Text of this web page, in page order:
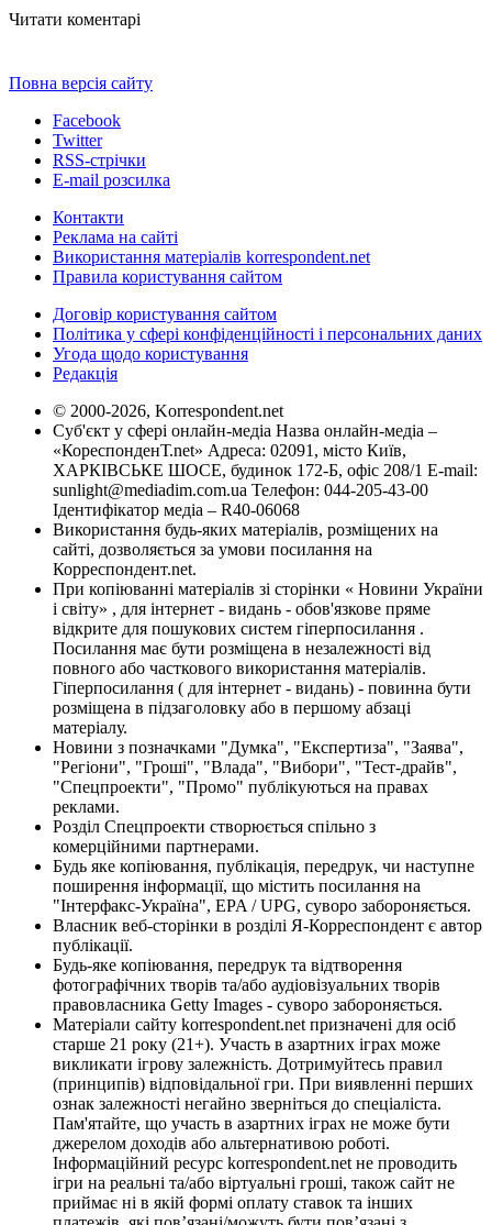
Читати коментарі
Повна версія сайту
Facebook
Twitter
RSS-стрічки
E-mail розсилка
Контакти
Реклама на сайті
Використання матеріалів korrespondent.net
Правила користування сайтом
Договір користування сайтом
Політика у сфері конфіденційності і персональних даних
Угода щодо користування
Редакція
© 2000-2026, Korrespondent.net
Суб'єкт у сфері онлайн-медіа Назва онлайн-медіа –
«КореспонденТ.net» Адреса: 02091, місто Київ,
ХАРКІВСЬКЕ ШОСЕ, будинок 172-Б, офіс 208/1 E-mail:
sunlight@mediadim.com.ua Телефон: 044-205-43-00
Ідентифікатор медіа – R40-06068
Використання будь-яких матеріалів, розміщених на
сайті, дозволяється за умови посилання на
Корреспондент.net.
При копіюванні матеріалів зі сторінки « Новини України
і світу» , для інтернет - видань - обов'язкове пряме
відкрите для пошукових систем гіперпосилання .
Посилання має бути розміщена в незалежності від
повного або часткового використання матеріалів.
Гіперпосилання ( для інтернет - видань) - повинна бути
розміщена в підзаголовку або в першому абзаці
матеріалу.
Новини з позначками "Думка", "Експертиза", "Заява",
"Регіони", "Гроші", "Влада", "Вибори", "Тест-драйв",
"Спецпроекти", "Промо" публікуються на правах
реклами.
Розділ Спецпроекти створюється спільно з
комерційними партнерами.
Будь яке копіювання, публікація, передрук, чи наступне
поширення інформації, що містить посилання на
"Інтерфакс-Україна", EPA / UPG, суворо забороняється.
Власник веб-сторінки в розділі Я-Корреспондент є автор
публікації.
Будь-яке копіювання, передрук та відтворення
фотографічних творів та/або аудіовізуальних творів
правовласника Getty Images - суворо забороняється.
Матеріали сайту korrespondent.net призначені для осіб
старше 21 року (21+). Участь в азартних іграх може
викликати ігрову залежність. Дотримуйтесь правил
(принципів) відповідальної гри. При виявленні перших
ознак залежності негайно зверніться до спеціаліста.
Пам'ятайте, що участь в азартних іграх не може бути
джерелом доходів або альтернативою роботі.
Інформаційний ресурс korrespondent.net не проводить
ігри на реальні та/або віртуальні гроші, також сайт не
приймає ні в якій формі оплату ставок та інших